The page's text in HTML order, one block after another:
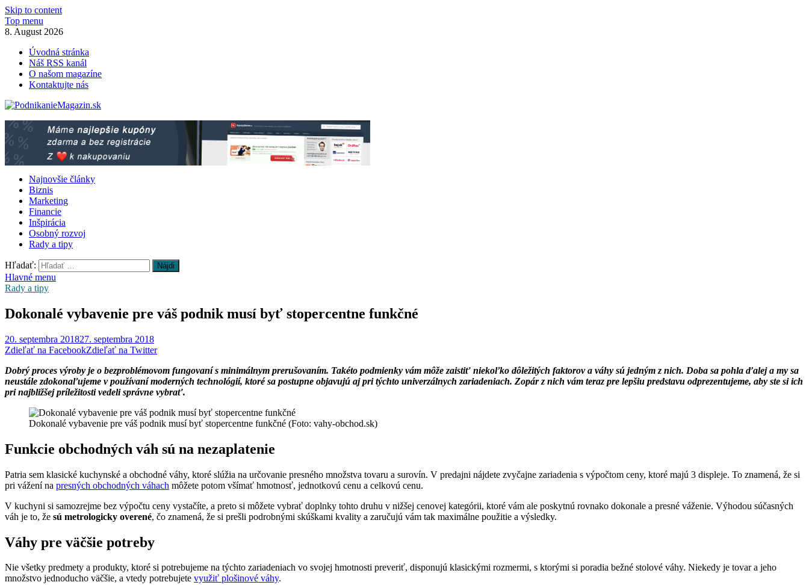
Skip to content
Top menu
8. August 2026
Úvodná stránka
Náš RSS kanál
O našom magazíne
Kontaktujte nás
PodnikanieMagazin.sk
Podnikanie magazín – praktické rady pre Váš biznis!
Najnovšie články
Biznis
Marketing
Financie
Inšpirácia
Osobný rozvoj
Rady a tipy
Hľadať:
Hlavné menu
Rady a tipy
Dokonalé vybavenie pre váš podnik musí byť stopercentne funkčné
20. septembra 201827. septembra 2018
Zdieľať na FacebookZdieľať na Twitter
Dobrý proces výroby je o bezproblémovom fungovaní s minimálnym prerušovaním. Takéto podmienky vám môže zaistiť niekoľko dôležitých faktorov a váhy sú jedným z nich. Doba sa pohla ďalej a my sa
neustále zdokonaľujeme v používaní moderných technológií, ktoré sa postupne objavujú aj pri týchto univerzálnych zariadeniach. Zopár z nich vám teraz pre lepšiu predstavu odprezentujeme, aby ste si ich
pri najbližšej príležitosti vedeli správne vybrať.
Dokonalé vybavenie pre váš podnik musí byť stopercentne funkčné (Foto: vahy-obchod.sk)
Funkcie obchodných váh sú na nezaplatenie
Patria sem klasické kuchynské a obchodné váhy, ktoré slúžia na určovanie presného množstva tovaru a surovín. V predajni nájdete zvyčajne zariadenia s výpočtom ceny, ktoré majú 3 displeje. To znamená, že si
pri vážení na presných obchodných váhach môžete potom všímať hmotnosť, jednotkovú cenu a celkovú cenu.
V kuchyni si samozrejme bez výpočtu ceny vystačíte, a preto si môžete vybrať doplnky tohto druhu v nižšej cenovej kategórii, ktoré vám ale poskytnú rovnako dokonale a presné váženie. Výhodou súčasných
váh je to, že sú metrologicky overené, čo znamená, že si prešli podrobnými skúškami kvality a zaručujú vám tak maximálne použitie a výsledky.
Váhy pre väčšie potreby
Nie všetky predmety a produkty, ktoré si potrebujeme na týchto zariadeniach vo svojej hmotnosti preveriť, disponujú klasickými rozmermi, s ktorými si poradia bežné stolové váhy. Niekedy je tovar a jeho
množstvo jednoducho väčšie, a vtedy potrebujete využiť plošinové váhy.